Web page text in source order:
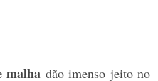
malha dão imenso jeito no